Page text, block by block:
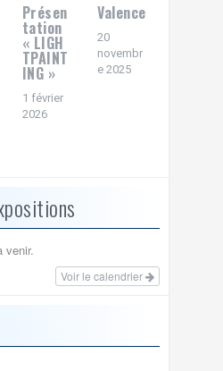
Présen
tation
« LIGH
TPAINT
ING »
1 février
2026
Valence
20
novembr
e 2025
venir.
Voir le calendrier